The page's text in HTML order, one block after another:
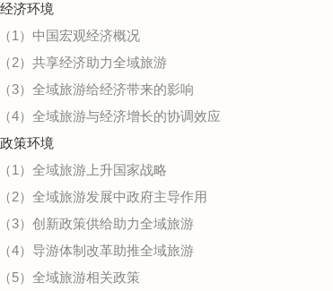
济环境
（1）中国宏观经济概况
（2）共享经济助力全域旅游
（3）全域旅游给经济带来的影响
（4）全域旅游与经济增长的协调效应
策环境
（1）全域旅游上升国家战略
（2）全域旅游发展中政府主导作用
（3）创新政策供给助力全域旅游
（4）导游体制改革助推全域旅游
（5）全域旅游相关政策